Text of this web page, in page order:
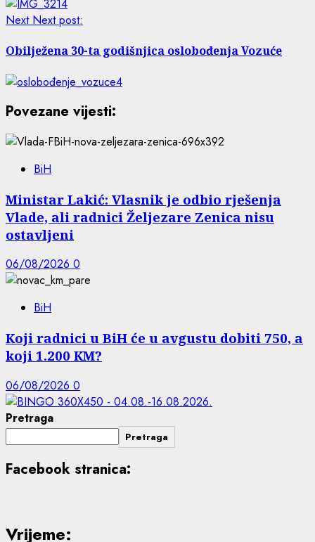
Next Next post:
Obilježena 30-ta godišnjica oslobođenja Vozuće
Povezane vijesti:
BiH
Ministar Lakić: Vlasnik je odbio rješenja
Vlade, ali radnici Željezare Zenica nisu
ostavljeni
06/08/2026 0
BiH
Koji radnici u BiH će u avgustu dobiti 750, a
koji 1.200 KM?
06/08/2026 0
Pretraga
Pretraga
Facebook stranica:
Vrijeme: